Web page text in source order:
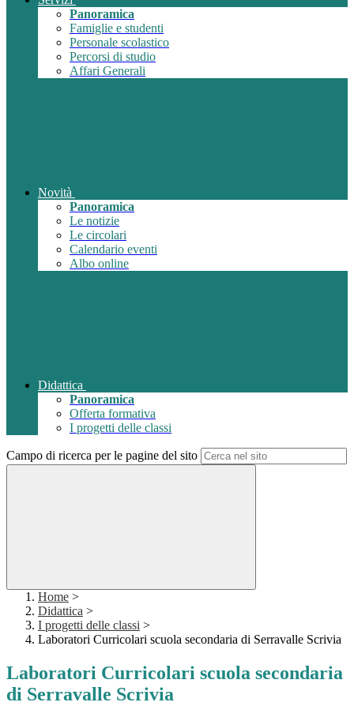
Panoramica
Famiglie e studenti
Personale scolastico
Percorsi di studio
Affari Generali
Novità
Panoramica
Le notizie
Le circolari
Calendario eventi
Albo online
Didattica
Panoramica
Offerta formativa
I progetti delle classi
Campo di ricerca per le pagine del sito
Home >
Didattica >
I progetti delle classi >
Laboratori Curricolari scuola secondaria di Serravalle Scrivia
Laboratori Curricolari scuola secondaria
di Serravalle Scrivia